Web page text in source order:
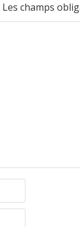
Les champs